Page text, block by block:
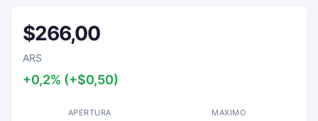
$266,00
ARS
+0,2% (+$0,50)
APERTURA MAXIMO